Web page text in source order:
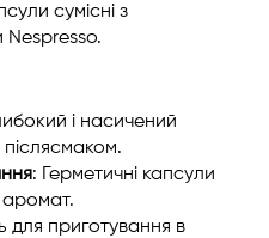
сумісні з
і насичений
: Герметичні капсули
аромат.
для приготування в